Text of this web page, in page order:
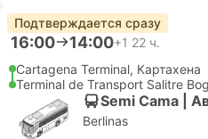
Подтверждается сразу
16:00 14:00+1 22 ч.
Cartagena Terminal, Картахена
Terminal de Transport Salitre
Semi Cama |
Berlinas